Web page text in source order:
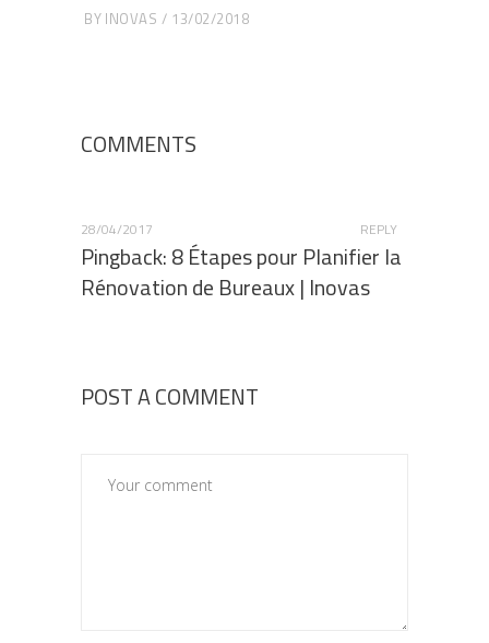
BY INOVAS 13/02/2018
COMMENTS
28/04/2017 REPLY
Pingback:8 Étapes pour Planifier la
Rénovation de Bureaux | Inovas
POST A COMMENT